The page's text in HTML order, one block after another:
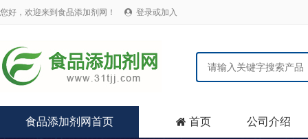
您好，欢迎来到食品添加剂网！  登录或加入
食品添加剂网首页  首页 公司介绍